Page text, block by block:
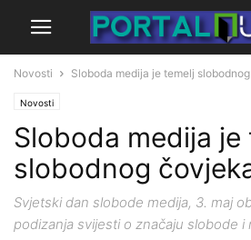
Novosti Sloboda medija je temelj
Novosti
Sloboda medija je
slobodnog
Svjetski dan slobode medija, 3. maj
podizanja svijesti o značaju slobode i